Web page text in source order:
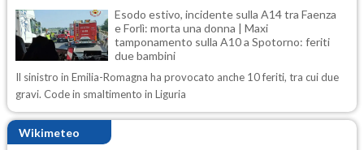
Esodo estivo, incidente sulla A14 tra Faenza
e Forlì: morta una donna | Maxi
tamponamento sulla A10 a Spotorno: feriti
due bambini
Il sinistro in Emilia-Romagna ha provocato anche 10 feriti, tra cui due
gravi. Code in smaltimento in Liguria
Wikimeteo